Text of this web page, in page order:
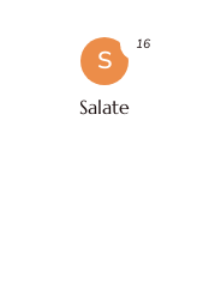
S
Salate
16